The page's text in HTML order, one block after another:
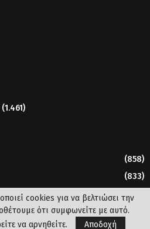
(1.461)
(858)
(833)
cookies για να βελτιώσει την
ότι συμφωνείτε με αυτό.
να αρνηθείτε.
Αποδοχή